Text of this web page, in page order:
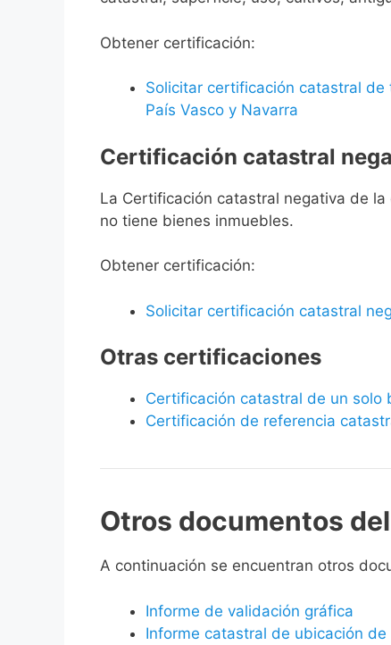
Obtener certificación:
Solicitar certificación catastral
País Vasco y Navarra
Certificación catastral
La Certificación catastral negativa de
no tiene bienes inmuebles.
Obtener certificación:
Solicitar certificación catastral
Otras certificaciones
Certificación catastral de un solo
Certificación de referencia
Otros documentos
A continuación se encuentran otros
Informe de validación gráfica
Informe catastral de ubicación